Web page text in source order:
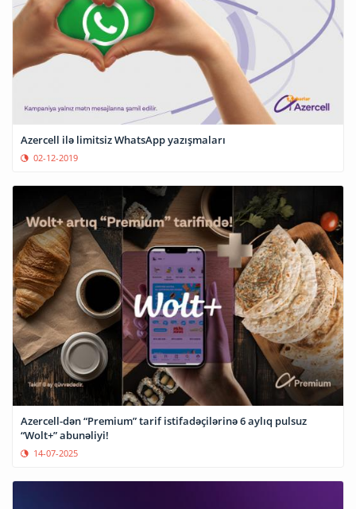
Azercell ilə limitsiz WhatsApp yazışmaları
02-12-2019
Azercell-dən “Premium” tarif istifadəçilərinə 6 aylıq pulsuz
“Wolt+” abunəliyi!
14-07-2025